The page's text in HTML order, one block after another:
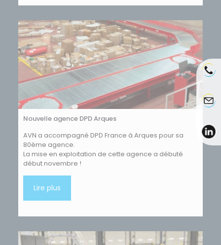
Nouvelle agence DPD Arques
AVN a accompagné DPD France à Arques pour sa
80ème agence.
La mise en exploitation de cette agence a débuté
début novembre !
Lire plus